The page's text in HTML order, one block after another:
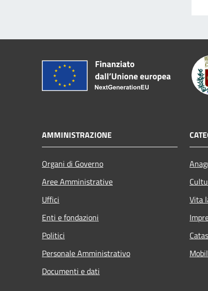
AMMINISTRAZIONE
Organi di Governo
Aree Amministrative
Uffici
Enti e fondazioni
Politici
Personale Amministrativo
Documenti e dati
Vita